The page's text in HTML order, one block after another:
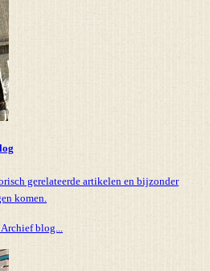
gerelateerde artikelen en bijzonder
komen.
blog...